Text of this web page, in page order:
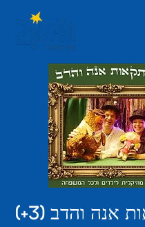
אנה והדב (3+)